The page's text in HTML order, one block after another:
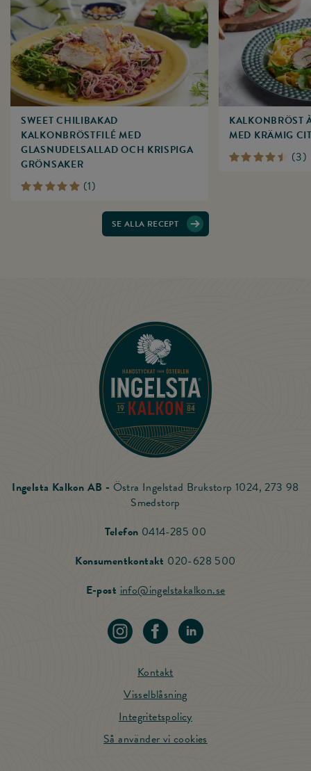
SWEET CHILIBAKAD
KALKONBRÖSTFILÉ MED
GLASNUDELSALLAD OCH KRISPIGA
GRÖNSAKER
(1)
KALKONBRÖST
MED KRÄMIG
(3)
SE ALLA RECEPT
Till startsidan
Ingelsta Kalkon AB - Östra Ingelstad Brukstorp 1024, 273 98
Smedstorp
Telefon 0414-285 00
Konsumentkontakt 020-628 500
E-postinfo@ingelstakalkon.seSkicka mail till
Kontakt
Visselblåsning
Integritetspolicy
Så använder vi cookies